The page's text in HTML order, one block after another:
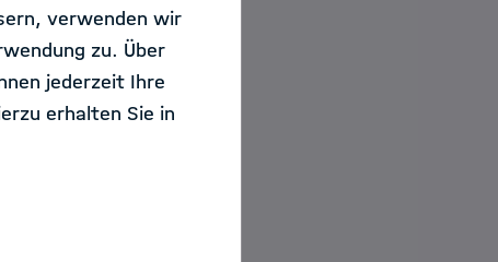
verwenden wir
zu. Über
jederzeit Ihre
erhalten Sie in